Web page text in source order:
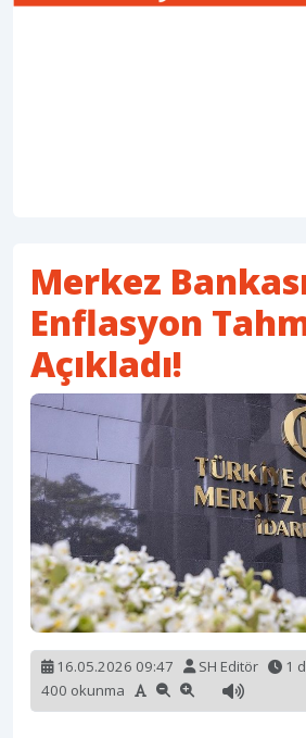
Merkez
Enflasyon
Açıkladı!
16.05.2026 09:47 SH Editör
1
400 okunma